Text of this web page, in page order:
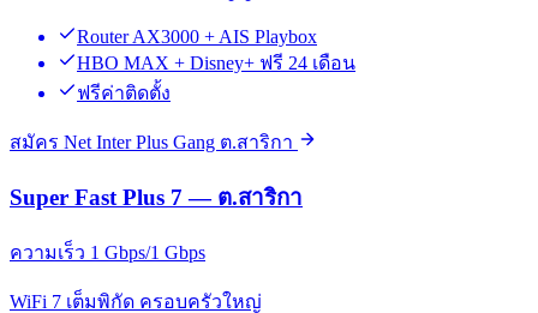
Router AX3000 + AIS Playbox
HBO MAX + Disney+ ฟรี 24 เดือน
ฟรีค่าติดตั้ง
สมัคร Net Inter Plus Gang ต.สาริกา
Super Fast Plus 7 — ต.สาริกา
ความเร็ว 1 Gbps/1 Gbps
WiFi 7 เต็มพิกัด ครอบครัวใหญ่